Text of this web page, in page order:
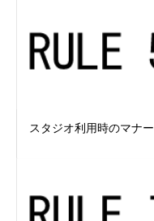
スタジオ利用時のマナー